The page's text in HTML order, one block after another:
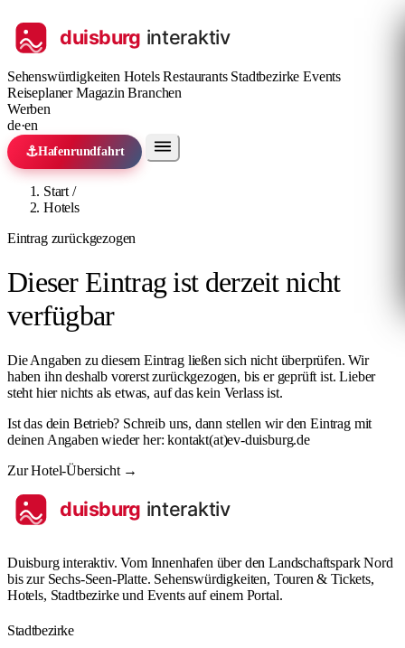
Sehenswürdigkeiten HotelsRestaurants StadtbezirkeEvents
ReiseplanerMagazinBranchen
Werben
de·en
⚓Hafenrundfahrt
Start /
Hotels
Eintrag zurückgezogen
Dieser Eintrag ist derzeit nicht
verfügbar
Die Angaben zu diesem Eintrag ließen sich nicht überprüfen. Wir
haben ihn deshalb vorerst zurückgezogen, bis er geprüft ist. Lieber
steht hier nichts als etwas, auf das kein Verlass ist.
Ist das dein Betrieb? Schreib uns, dann stellen wir den Eintrag mit
deinen Angaben wieder her:kontakt(at)@
ev-duisburg.de
Zur Hotel-Übersicht →
Duisburg interaktiv. Vom Innenhafen über den Landschaftspark Nord
bis zur Sechs-Seen-Platte. Sehenswürdigkeiten, Touren & Tickets,
Hotels, Stadtbezirke und Events auf einem Portal.
Stadtbezirke